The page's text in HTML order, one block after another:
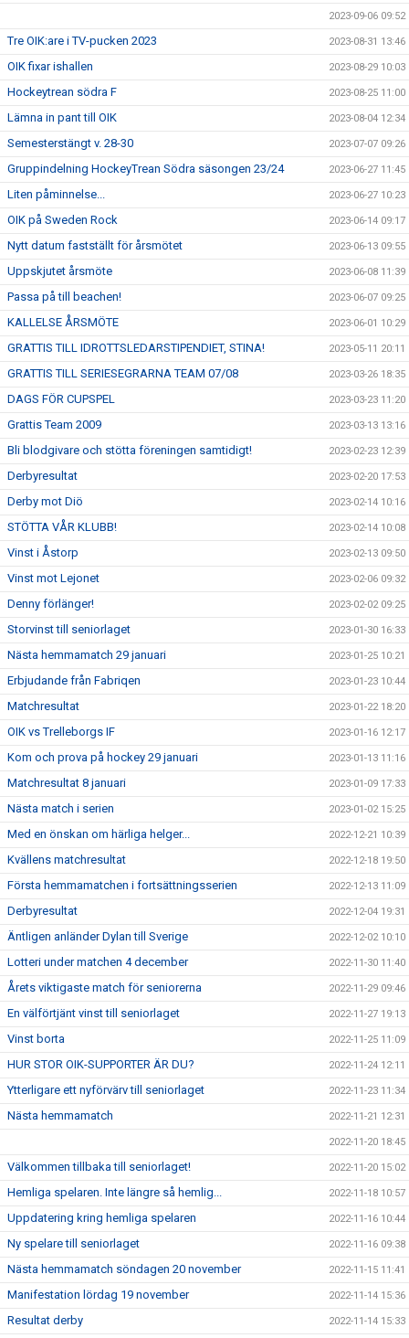
2023-09-06 09:52
Tre OIK:are i TV-pucken 2023 2023-08-31 13:46
OIK fixar ishallen 2023-08-29 10:03
Hockeytrean södra F 2023-08-25 11:00
Lämna in pant till OIK 2023-08-04 12:34
Semesterstängt v. 28-30 2023-07-07 09:26
Gruppindelning HockeyTrean Södra säsongen 23/24 2023-06-27 11:45
Liten påminnelse... 2023-06-27 10:23
OIK på Sweden Rock 2023-06-14 09:17
Nytt datum fastställt för årsmötet 2023-06-13 09:55
Uppskjutet årsmöte 2023-06-08 11:39
Passa på till beachen! 2023-06-07 09:25
KALLELSE ÅRSMÖTE 2023-06-01 10:29
GRATTIS TILL IDROTTSLEDARSTIPENDIET, STINA! 2023-05-11 20:11
GRATTIS TILL SERIESEGRARNA TEAM 07/08 2023-03-26 18:35
DAGS FÖR CUPSPEL 2023-03-23 11:20
Grattis Team 2009 2023-03-13 13:16
Bli blodgivare och stötta föreningen samtidigt! 2023-02-23 12:39
Derbyresultat 2023-02-20 17:53
Derby mot Diö 2023-02-14 10:16
STÖTTA VÅR KLUBB! 2023-02-14 10:08
Vinst i Åstorp 2023-02-13 09:50
Vinst mot Lejonet 2023-02-06 09:32
Denny förlänger! 2023-02-02 09:25
Storvinst till seniorlaget 2023-01-30 16:33
Nästa hemmamatch 29 januari 2023-01-25 10:21
Erbjudande från Fabriqen 2023-01-23 10:44
Matchresultat 2023-01-22 18:20
OIK vs Trelleborgs IF 2023-01-16 12:17
Kom och prova på hockey 29 januari 2023-01-13 11:16
Matchresultat 8 januari 2023-01-09 17:33
Nästa match i serien 2023-01-02 15:25
Med en önskan om härliga helger... 2022-12-21 10:39
Kvällens matchresultat 2022-12-18 19:50
Första hemmamatchen i fortsättningsserien 2022-12-13 11:09
Derbyresultat 2022-12-04 19:31
Äntligen anländer Dylan till Sverige 2022-12-02 10:10
Lotteri under matchen 4 december 2022-11-30 11:40
Årets viktigaste match för seniorerna 2022-11-29 09:46
En välförtjänt vinst till seniorlaget 2022-11-27 19:13
Vinst borta 2022-11-25 11:09
HUR STOR OIK-SUPPORTER ÄR DU? 2022-11-24 12:11
Ytterligare ett nyförvärv till seniorlaget 2022-11-23 11:34
Nästa hemmamatch 2022-11-21 12:31
2022-11-20 18:45
Välkommen tillbaka till seniorlaget! 2022-11-20 15:02
Hemliga spelaren. Inte längre så hemlig... 2022-11-18 10:57
Uppdatering kring hemliga spelaren 2022-11-16 10:44
Ny spelare till seniorlaget 2022-11-16 09:38
Nästa hemmamatch söndagen 20 november 2022-11-15 11:41
Manifestation lördag 19 november 2022-11-14 15:36
Resultat derby 2022-11-14 15:33